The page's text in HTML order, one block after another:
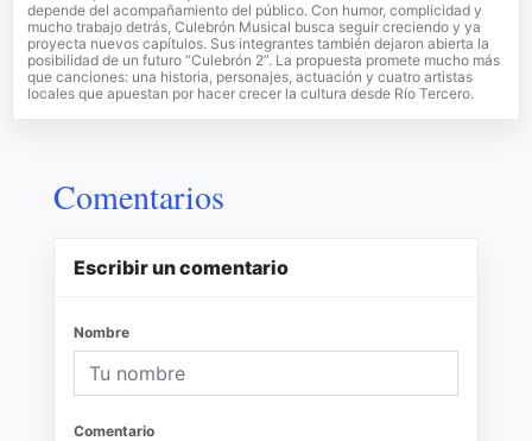
depende del acompañamiento del público. Con humor, complicidad y
mucho trabajo detrás, Culebrón Musical busca seguir creciendo y ya
proyecta nuevos capítulos. Sus integrantes también dejaron abierta la
posibilidad de un futuro “Culebrón 2”. La propuesta promete mucho más
que canciones: una historia, personajes, actuación y cuatro artistas
locales que apuestan por hacer crecer la cultura desde Río Tercero.
Comentarios
Escribir un comentario
Nombre
Comentario